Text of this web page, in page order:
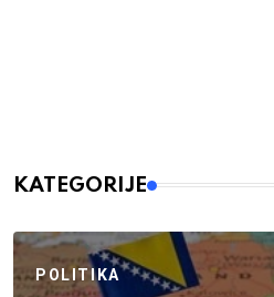
KATEGORIJE
POLITIKA